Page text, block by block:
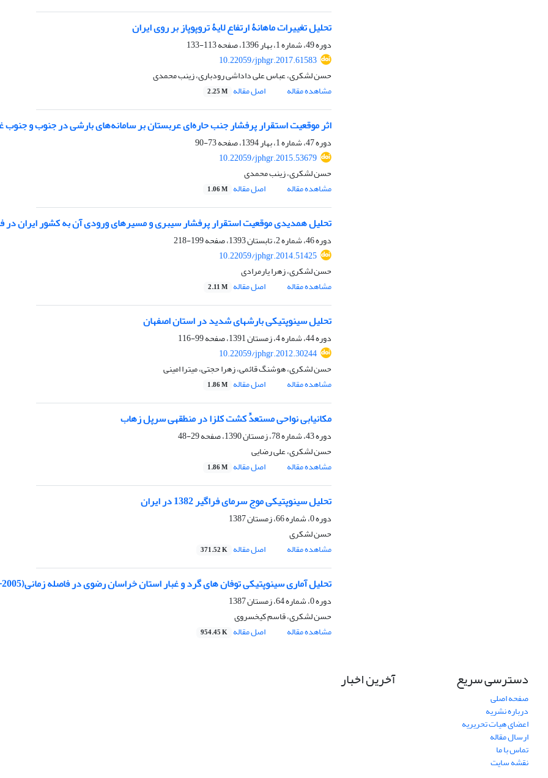
تحلیل تغییرات ماهانۀ ارتفاع لایۀ تروپوپاز بر روی ایران
دوره 49، شماره 1، بهار 1396، صفحه
113-133
10.22059/jphgr.2017.61583
حسن لشکری، عباس علی داداشی رودباری، زینب محمدی
مشاهده مقاله
اصل مقاله 2.25 M
اثر موقعیت استقرار پرفشار جنب حاره‌ای عربستان بر سامانه‌های بارشی در جنوب و جنوب
دوره 47، شماره 1، بهار 1394، صفحه
73-90
10.22059/jphgr.2015.53679
حسن لشکری، زینب محمدی
مشاهده مقاله
اصل مقاله 1.06 M
تحلیل همدیدی موقعیت استقرار پرفشار سیبری و مسیرهای ورودی آن به کشور ایران
دوره 46، شماره 2، تابستان 1393، صفحه
199-218
10.22059/jphgr.2014.51425
حسن لشکری، زهرا یارمرادی
مشاهده مقاله
اصل مقاله 2.11 M
تحلیل سینوپتیکی بارش‎های شدید در استان اصفهان
دوره 44، شماره 4، زمستان 1391، صفحه
99-116
10.22059/jphgr.2012.30244
حسن لشکری، هوشنگ قائمی، زهرا حجتی، میترا امینی
مشاهده مقاله
اصل مقاله 1.86 M
مکان‎یابی نواحی مستعدِّ کشت کلزا در منطقه‎ی سرپل زهاب
دوره 43، شماره 78، زمستان 1390، صفحه
29-48
حسن لشکری، علی رضایی
مشاهده مقاله
اصل مقاله 1.86 M
تحلیل سینوپتیکی موج سرمای فراگیر 1382 در ایران
دوره 0، شماره 66، زمستان 1387
حسن لشکری
مشاهده مقاله
اصل مقاله 371.52 K
تحلیل آماری سینوپتیکی توفان های گرد و غبار استان خراسان رضوی در فاصله زمانی(2005-1993)
دوره 0، شماره 64، زمستان 1387
حسن لشکری، قاسم کیخسروی
مشاهده مقاله
اصل مقاله 954.45 K
دسترسی سریع
صفحه اصلی
درباره نشریه
اعضای هیات تحریریه
ارسال مقاله
تماس با ما
نقشه سایت
آخرین اخبار